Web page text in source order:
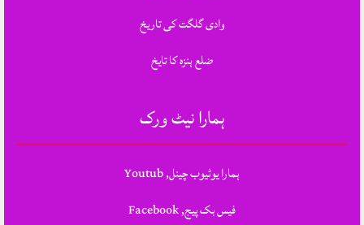
وادی گلگت کی تاریخ
ضلع ہنزہ کا تایخ
ہمارا نیٹ ورک
ہمارا یوٹیوب چینل, Youtub
فیس بک پیج, Facebook